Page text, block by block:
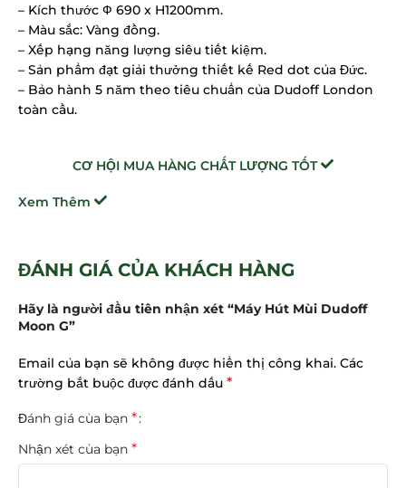
– Kích thước Ф 690 x H1200mm.
– Màu sắc: Vàng đồng.
– Xếp hạng năng lượng siêu tiết kiệm.
– Sản phẩm đạt giải thưởng thiết kế Red dot của Đức.
– Bảo hành 5 năm theo tiêu chuẩn của Dudoff London
toàn cầu.
CƠ HỘI MUA HÀNG CHẤT LƯỢNG TỐT
Xem Thêm
ĐÁNH GIÁ CỦA KHÁCH HÀNG
Hãy là người đầu tiên nhận xét “Máy Hút Mùi Dudoff
Moon G”
Email của bạn sẽ không được hiển thị công khai. Các
trường bắt buộc được đánh dấu *
Đánh giá của bạn *
Nhận xét của bạn *